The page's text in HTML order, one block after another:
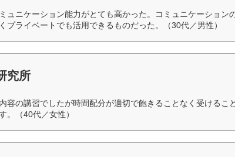
ュニケーション能力がとても高かった。コミュニケーション
プライベートでも活用できるものだった。（30代／男性）
究所
容の講習でしたが時間配分が適切で飽きることなく受けるこ
。（40代／女性）